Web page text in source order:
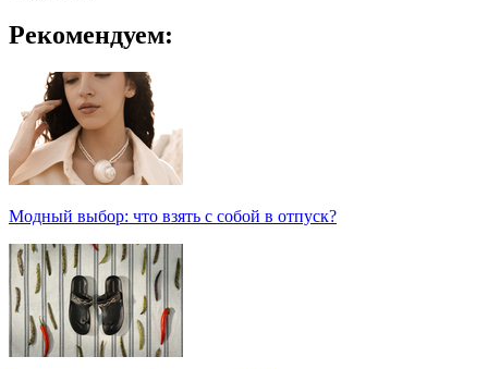
Рекомендуем:
Модный выбор: что взять с собой в отпуск?